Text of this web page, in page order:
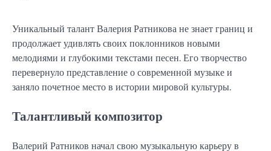
Уникальный талант Валерия Ратникова не знает границ и
продолжает удивлять своих поклонников новыми
мелодиями и глубокими текстами песен. Его творчество
перевернуло представление о современной музыке и
заняло почетное место в истории мировой культуры.
Талантливый композитор
Валерий Ратников начал свою музыкальную карьеру в